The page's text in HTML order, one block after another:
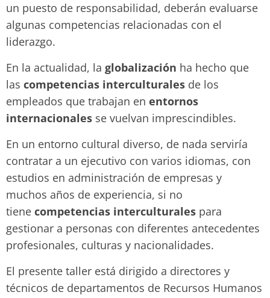
un puesto de responsabilidad, deberán evaluarse
algunas competencias relacionadas con el
liderazgo.
En la actualidad, la globalización ha hecho que
las competencias interculturales de los
empleados que trabajan en entornos
internacionales se vuelvan imprescindibles.
En un entorno cultural diverso, de nada serviría
contratar a un ejecutivo con varios idiomas, con
estudios en administración de empresas y
muchos años de experiencia, si no
tiene competencias interculturales para
gestionar a personas con diferentes antecedentes
profesionales, culturas y nacionalidades.
El presente taller está dirigido a directores y
técnicos de departamentos de Recursos Humanos